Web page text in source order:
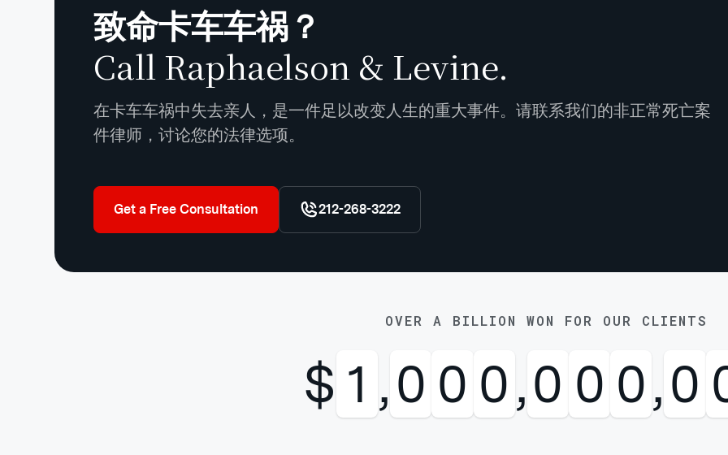
致命卡车车祸？
Call Raphaelson & Levine.
在卡车车祸中失去亲人，是一件足以改变人生的重大事件。请联系我们的非正常死亡案
件律师，讨论您的法律选项。
Get a Free Consultation 212-268-3222
OVER A BILLION WON FOR OUR CLIENTS
$ 1 ,0 0 0,0 0 0,0